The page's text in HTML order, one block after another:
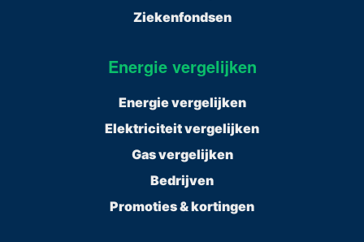
Ziekenfondsen
Energie vergelijken
Energie vergelijken
Elektriciteit vergelijken
Gas vergelijken
Bedrijven
Promoties & kortingen